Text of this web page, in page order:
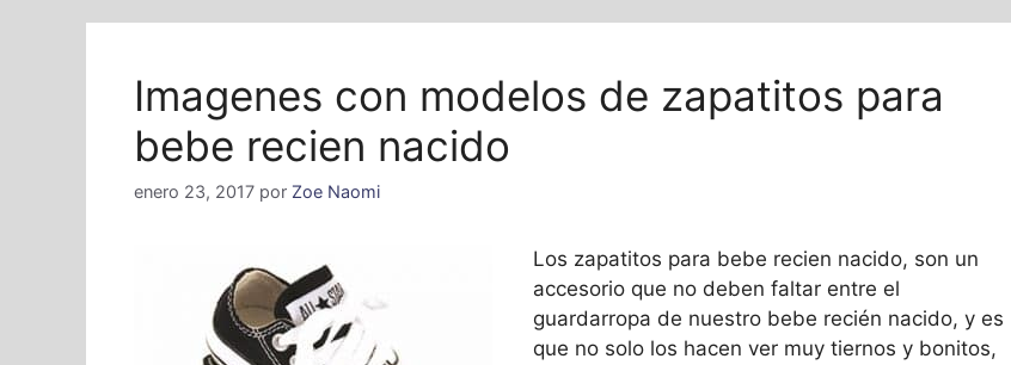
Imagenes con modelos de zapatitos para
bebe recien nacido
enero 23, 2017 por Zoe Naomi
Los zapatitos para bebe recien nacido, son un
accesorio que no deben faltar entre el
guardarropa de nuestro bebe recién nacido, y es
que no solo los hacen ver muy tiernos y bonitos,